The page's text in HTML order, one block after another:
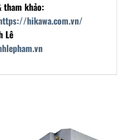
tham khảo:
hikawa.com.vn/
Lê